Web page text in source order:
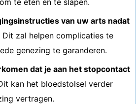
te eten en te slapen.
van uw arts nadat
Dit zal helpen complicaties te
genezing te garanderen.
dat je aan het stopcontact
kan het bloedstolsel verder
vertragen.